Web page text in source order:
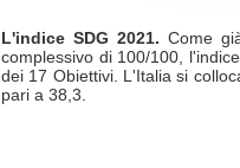
L'indice SDG 2021. Come
complessivo di 100/100,
dei 17 Obiettivi. L'Italia si
pari a 38,3.